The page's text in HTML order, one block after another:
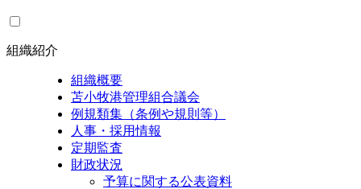
組織紹介
組織概要
苫小牧港管理組合議会
例規類集（条例や規則等）
人事・採用情報
定期監査
財政状況
予算に関する公表資料